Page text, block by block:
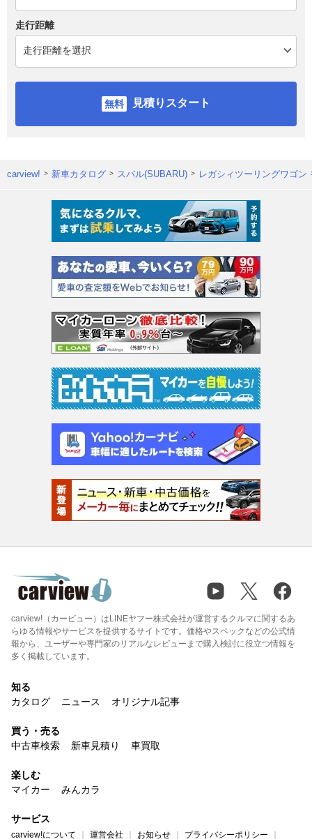
走行距離
見積りスタート
carview! 新車カタログ スバル(SUBARU) レガシィツーリングワゴン
carview!（カービュー）はLINEヤフー株式会社が運営するクルマに関するあ
らゆる情報やサービスを提供するサイトです。価格やスペックなどの公式情
報から、ユーザーや専門家のリアルなレビューまで購入検討に役立つ情報を
多く掲載しています。
知る
カタログ
ニュース オリジナル記事
買う・売る
中古車検索
新車見積り 車買取
楽しむ
マイカー
みんカラ
サービス
carview!について 運営会社 お知らせ プライバシーポリシー